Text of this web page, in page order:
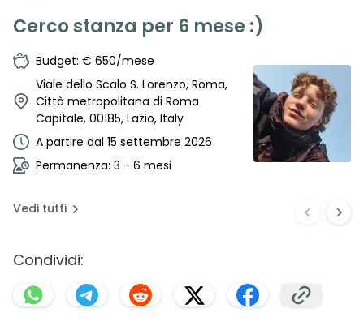
Cerco stanza per 6 mese :)
Budget: € 650/mese
Viale dello Scalo S. Lorenzo, Roma,
Città metropolitana di Roma
Capitale, 00185, Lazio, Italy
A partire dal 15 settembre 2026
Permanenza: 3 - 6 mesi
Vedi tutti
Condividi: